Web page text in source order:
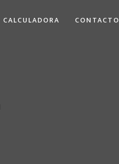
CALCULADORA CONTACTO